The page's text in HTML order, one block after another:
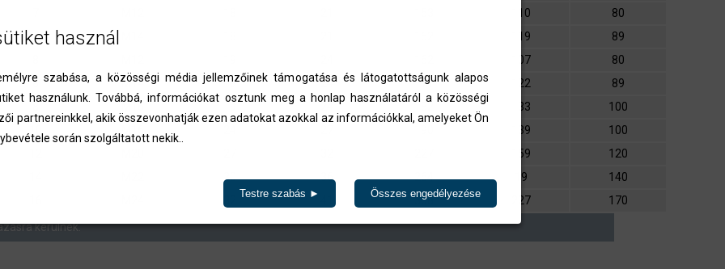
110
80
7 119
89
107
80
8 M14 19 24 171 122
89
M16 133
100
139
100
159
120
30 36 264 19
140
308 227 170
kerülnek.
használ
szabása, a közösségi média jellemzőinek támogatása és látogatottságunk alapos
használunk. Továbbá, információkat osztunk meg a honlap használatáról a közösségi
partnereinkkel, akik összevonhatják ezen adatokat azokkal az információkkal, amelyeket Ön
során szolgáltatott nekik..
Testre szabás ► Összes engedélyezése